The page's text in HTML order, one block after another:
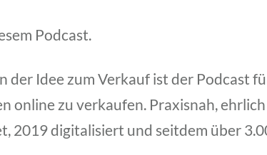
Podcast.
der Idee zum Verkauf ist der Podcast
online zu verkaufen. Praxisnah,
2019 digitalisiert und seitdem über